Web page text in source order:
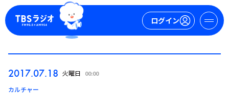
ログイン
2017.07.18 火曜日 00:00
カルチャー